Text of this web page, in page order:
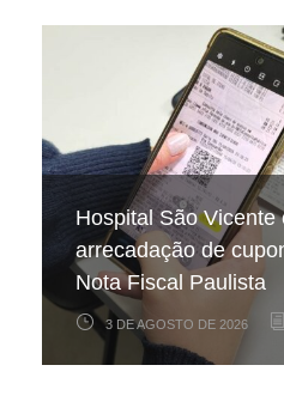
Hospital São Vicente
arrecadação de
Nota Fiscal Paulista
3 DE AGOSTO DE 2026
Projeto celebra
pacientes internados
Vicente
22 DE JULHO DE 2026
No frio, a sede
necessidade de
mesma
17 DE JULHO DE 2026